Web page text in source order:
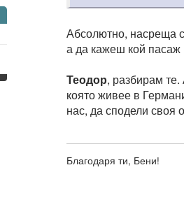
Абсолютно, насреща
а да кажеш кой
Теодор, разбирам
която живее в
нас, да сподели своя
Благодаря ти, Бени!